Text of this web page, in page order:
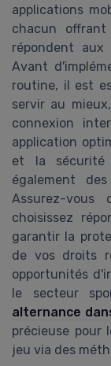
applications
chacun
répondent aux
Avant
routine, il est
servir au
connexion
application
et la sécurité
également
Assurez-
choisissez
garantir la
de vos droits
opportunités
le secteur
alternance
précieuse pour
jeu via des